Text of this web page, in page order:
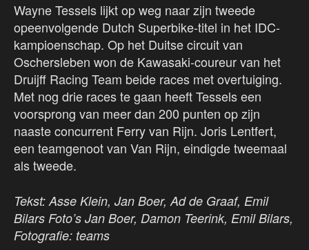
Wayne Tessels lijkt op weg naar zijn tweede
opeenvolgende Dutch Superbike-titel in het IDC-
kampioenschap. Op het Duitse circuit van
Oschersleben won de Kawasaki-coureur van het
Druijff Racing Team beide races met overtuiging.
Met nog drie races te gaan heeft Tessels een
voorsprong van meer dan 200 punten op zijn
naaste concurrent Ferry van Rijn. Joris Lentfert,
een teamgenoot van Van Rijn, eindigde tweemaal
als tweede.
Tekst: Asse Klein, Jan Boer, Ad de Graaf, Emil
Bilars Foto’s Jan Boer, Damon Teerink, Emil Bilars,
Fotografie: teams